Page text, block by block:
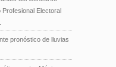
Profesional Electoral
pronóstico de lluvias